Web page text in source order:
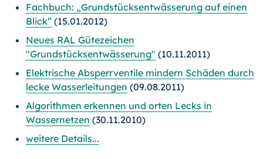
Fachbuch: „Grundstücksentwässerung auf einen
Blick” (15.01.2012)
Neues RAL Gütezeichen
"Grundstücksentwässerung" (10.11.2011)
Elektrische Absperrventile mindern Schäden durch
lecke Wasserleitungen (09.08.2011)
Algorithmen erkennen und orten Lecks in
Wassernetzen (30.11.2010)
weitere Details...